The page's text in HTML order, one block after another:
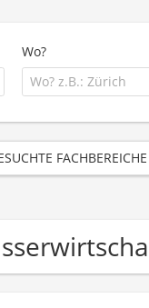
Wo?
FACHBEREICHE